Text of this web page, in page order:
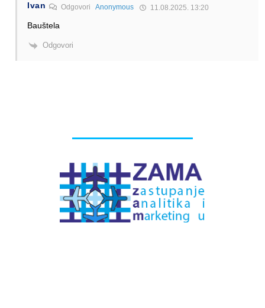
Ivan Odgovori Anonymous 11.08.2025. 13:20
Bauštela
Odgovori